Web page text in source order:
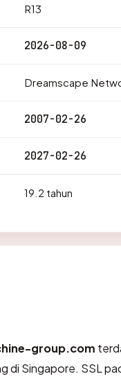
R13
2026-08-09
Dreamscape
2007-02-26
2027-02-26
19.2 tahun
group.com
di Singapore. SSL